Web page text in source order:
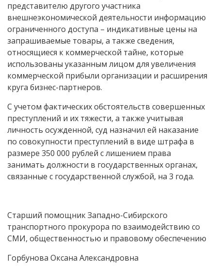
представителю другого участника
внешнеэкономической деятельности информацию
ограниченного доступа – индикативные цены на
запрашиваемые товары, а также сведения,
относящиеся к коммерческой тайне, которые
использованы указанным лицом для увеличения
коммерческой прибыли организации и расширения
круга бизнес-партнеров.
С учетом фактических обстоятельств совершенных
преступлений и их тяжести, а также учитывая
личность осужденной, суд назначил ей наказание
по совокупности преступлений в виде штрафа в
размере 350 000 рублей с лишением права
занимать должности в государственных органах,
связанные с государственной службой, на 3 года.
Старший помощник Западно-Сибирского
транспортного прокурора по взаимодействию со
СМИ, общественностью и правовому обеспечению
Горбунова Оксана Александровна